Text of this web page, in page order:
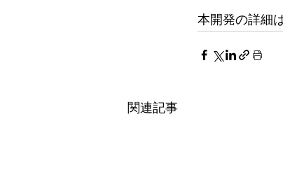
本開発の詳細
関連記事